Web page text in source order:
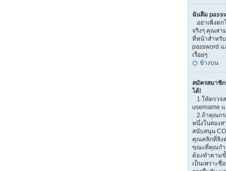
ฉันลืม
อย่าเพิ่งต
จริงๆ คุณสา
ที่หน้าสำหรั
password
เรื่อยๆ
ข้างบน
สมัครสมาชิ
ได้!
1.ให้ตรวจ
username
2.ถ้าคุณกร
หนึ่งในสองส
สนับสนุน
คุณคลิกที่ลิง
ขณะที่คุณกำ
ต้องทำตาม
เป็นเพราะ